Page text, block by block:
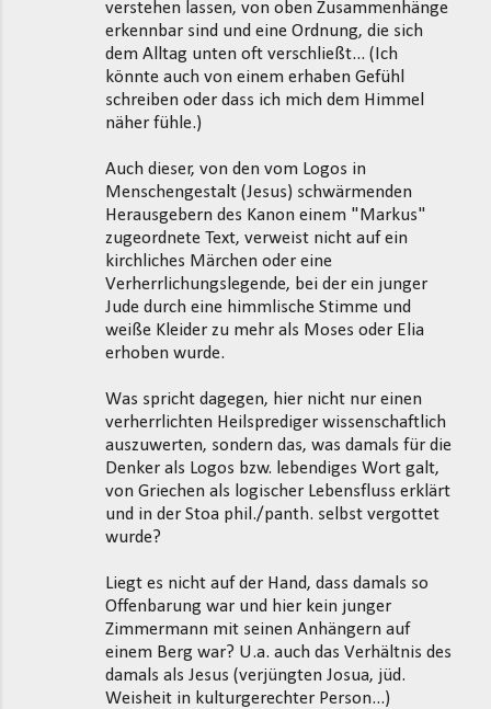
verstehen lassen, von oben Zusammenhänge
erkennbar sind und eine Ordnung, die sich
dem Alltag unten oft verschließt... (Ich
könnte auch von einem erhaben Gefühl
schreiben oder dass ich mich dem Himmel
näher fühle.)
Auch dieser, von den vom Logos in
Menschengestalt (Jesus) schwärmenden
Herausgebern des Kanon einem "Markus"
zugeordnete Text, verweist nicht auf ein
kirchliches Märchen oder eine
Verherrlichungslegende, bei der ein junger
Jude durch eine himmlische Stimme und
weiße Kleider zu mehr als Moses oder Elia
erhoben wurde.
Was spricht dagegen, hier nicht nur einen
verherrlichten Heilsprediger wissenschaftlich
auszuwerten, sondern das, was damals für die
Denker als Logos bzw. lebendiges Wort galt,
von Griechen als logischer Lebensfluss erklärt
und in der Stoa phil./panth. selbst vergottet
wurde?
Liegt es nicht auf der Hand, dass damals so
Offenbarung war und hier kein junger
Zimmermann mit seinen Anhängern auf
einem Berg war? U.a. auch das Verhältnis des
damals als Jesus (verjüngten Josua, jüd.
Weisheit in kulturgerechter Person...)